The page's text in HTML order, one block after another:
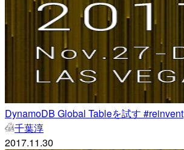
DynamoDB Global Tableを試す #reinvent
千葉淳
2017.11.30